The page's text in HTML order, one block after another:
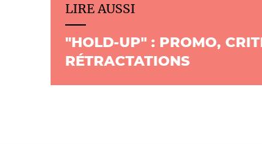
LIRE AUSSI
"HOLD-UP" : PROMO,
RÉTRACTATIONS